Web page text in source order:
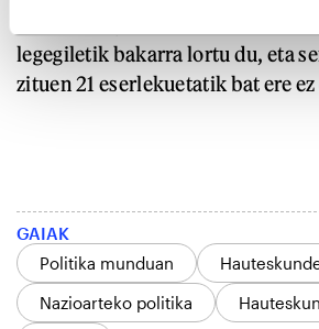
legegiletik bakarra lortu du, eta
zituen 21 eserlekuetatik bat ere
GAIAK
Politika munduan
Nazioarteko politika